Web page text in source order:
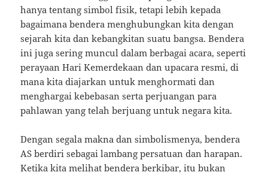
hanya tentang simbol fisik, tetapi lebih kepada
bagaimana bendera menghubungkan kita dengan
sejarah kita dan kebangkitan suatu bangsa. Bendera
ini juga sering muncul dalam berbagai acara, seperti
perayaan Hari Kemerdekaan dan upacara resmi, di
mana kita diajarkan untuk menghormati dan
menghargai kebebasan serta perjuangan para
pahlawan yang telah berjuang untuk negara kita.
Dengan segala makna dan simbolismenya, bendera
AS berdiri sebagai lambang persatuan dan harapan.
Ketika kita melihat bendera berkibar, itu bukan